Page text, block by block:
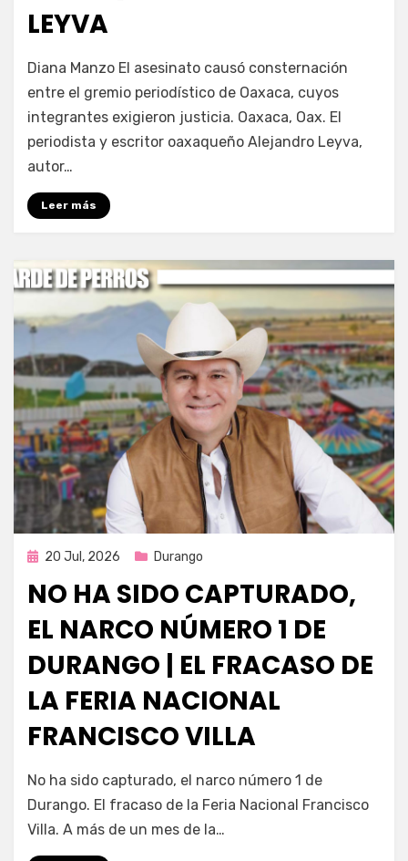
LEYVA
Fernando Miranda Servín
Diana Manzo El asesinato causó consternación
entre el gremio periodístico de Oaxaca, cuyos
integrantes exigieron justicia. Oaxaca, Oax. El
periodista y escritor oaxaqueño Alejandro Leyva,
autor…
Leer más
Publicada
20 Jul, 2026 Durango
NO HA SIDO CAPTURADO,
EL NARCO NÚMERO 1 DE
DURANGO | EL FRACASO DE
LA FERIA NACIONAL
FRANCISCO VILLA
por Fernando Miranda Servín
No ha sido capturado, el narco número 1 de
Durango. El fracaso de la Feria Nacional Francisco
Villa. A más de un mes de la…